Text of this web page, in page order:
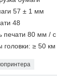
57 ± 1 мм
48
печати 80 мм / с
головки: ≥ 50 км